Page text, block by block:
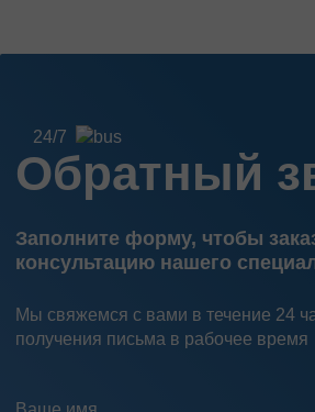
24/7
Обратный
Заполните форму, чтобы
консультацию нашего
Мы свяжемся с вами в течение 24
получения письма в рабочее время